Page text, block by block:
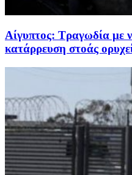
Αίγυπτος: Τραγωδία με
κατάρρευση στοάς